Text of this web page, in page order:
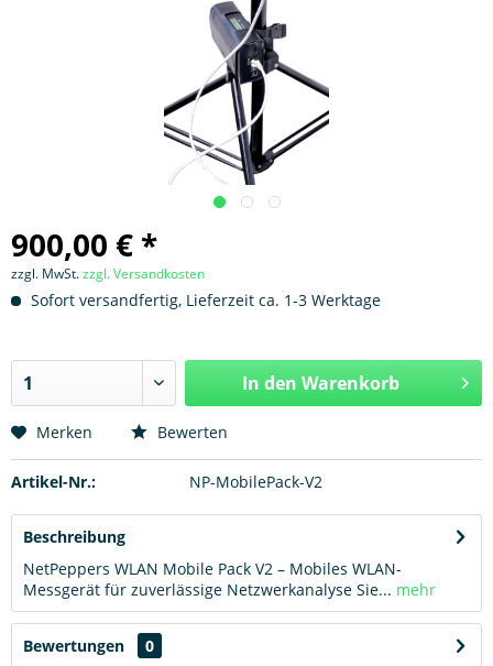
900,00 € *
zzgl. MwSt.zzgl. Versandkosten
Sofort versandfertig, Lieferzeit ca. 1-3 Werktage
In den Warenkorb
Merken Bewerten
Artikel-Nr.: NP-MobilePack-V2
Beschreibung
NetPeppers WLAN Mobile Pack V2 – Mobiles WLAN-
Messgerät für zuverlässige Netzwerkanalyse Sie... mehr
Bewertungen
0